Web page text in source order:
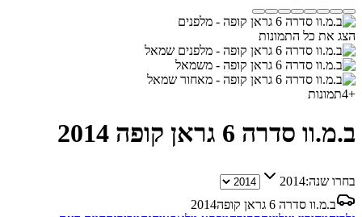
הצג את כל התמונות
+
4תמונות
ב.מ.וו סדרה 6 גראן קופה 2014
בחרו שנה:2014
ב.מ.וו סדרה 6 גראן קופה
2014